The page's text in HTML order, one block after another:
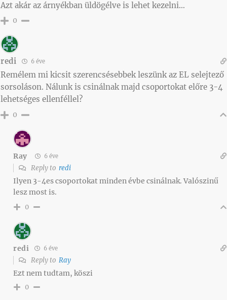
Azt akár az árnyékban üldögélve is lehet kezelni…
0
redi 6 éve
Remélem mi kicsit szerencsésebbek leszünk az EL selejtező
sorsoláson. Nálunk is csinálnak majd csoportokat előre 3-4
lehetséges ellenféllel?
0
Ray 6 éve
Reply to redi
Ilyen 3-4es csoportokat minden évbe csinálnak. Valószinű
lesz most is.
0
redi 6 éve
Reply to Ray
Ezt nem tudtam, köszi
0